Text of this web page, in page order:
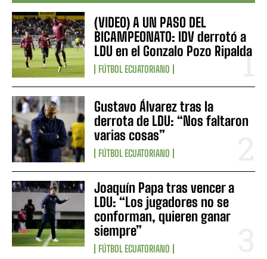
(VIDEO) A UN PASO DEL
BICAMPEONATO: IDV derrotó a
LDU en el Gonzalo Pozo Ripalda
FÚTBOL ECUATORIANO
Gustavo Álvarez tras la
derrota de LDU: “Nos faltaron
varias cosas”
FÚTBOL ECUATORIANO
Joaquín Papa tras vencer a
LDU: “Los jugadores no se
conforman, quieren ganar
siempre”
FÚTBOL ECUATORIANO